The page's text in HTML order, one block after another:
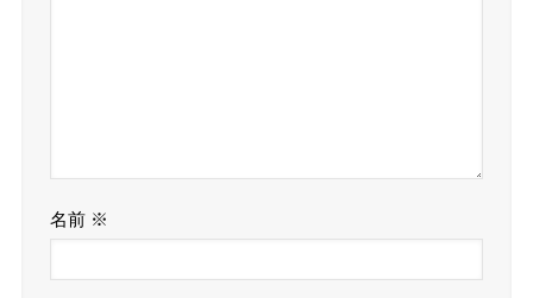
名前 ※